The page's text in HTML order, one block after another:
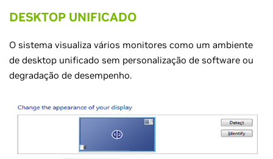
DESKTOP UNIFICADO
O sistema visualiza vários monitores como um ambiente
de desktop unificado sem personalização de software ou
degradação de desempenho.